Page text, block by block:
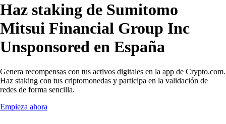
Haz staking de Sumitomo
Mitsui Financial Group Inc
Unsponsored en España
Genera recompensas con tus activos digitales en la app de Crypto.com.
Haz staking con tus criptomonedas y participa en la validación de
redes de forma sencilla.
Empieza ahora